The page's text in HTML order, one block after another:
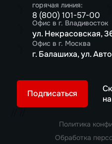
горячая линия:
8 (800) 101-57-00
Офис в г. Владивосток
ул. Некрасовская,
Офис в г. Москва
г. Балашиха, ул.
Подписаться
Политика
Обработка